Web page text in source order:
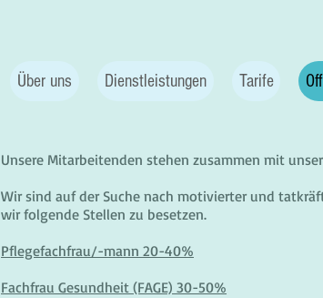
Über uns Dienstleistungen Tarife
Unsere Mitarbeitenden stehen zusammen mit
Wir sind auf der Suche nach motivierter und
wir folgende Stellen zu besetzen.
Pflegefachfrau/-mann 20-40%
Fachfrau Gesundheit (FAGE) 30-50%